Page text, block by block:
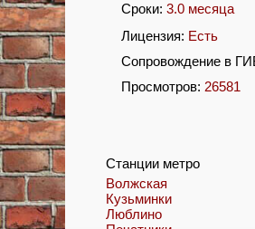
Сроки:3.0 месяца
Лицензия: Есть
Сопровождение в
Просмотров: 26581
Станции метро
Волжская
Кузьминки
Люблино